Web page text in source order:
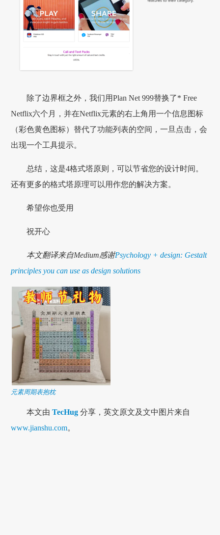
除了边界框之外，我们用Plan Net 999替换了* Free
Netflix六个月，并在Netflix元素的右上角用一个信息图标
（彩色黄色图标）替代了功能列表的空间，一旦点击，会
出现一个工具提示。
总结，这是4格式塔原则，可以节省您的设计时间。
还有更多的格式塔原理可以用作您的解决方案。
希望你也受用
祝开心
本文翻译来自Medium感谢Psychology + design: Gestalt
principles you can use as design solutions
元素周期表抱枕
本文由TecHug 分享，英文原文及文中图片来自
www.jianshu.com。